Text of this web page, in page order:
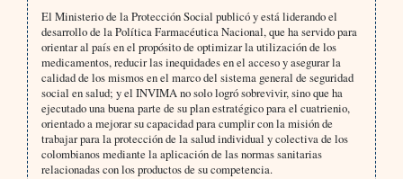
El Ministerio de la Protección Social publicó y está liderando el
desarrollo de la Política Farmacéutica Nacional, que ha servido para
orientar al país en el propósito de optimizar la utilización de los
medicamentos, reducir las inequidades en el acceso y asegurar la
calidad de los mismos en el marco del sistema general de seguridad
social en salud; y el INVIMA no solo logró sobrevivir, sino que ha
ejecutado una buena parte de su plan estratégico para el cuatrienio,
orientado a mejorar su capacidad para cumplir con la misión de
trabajar para la protección de la salud individual y colectiva de los
colombianos mediante la aplicación de las normas sanitarias
relacionadas con los productos de su competencia.